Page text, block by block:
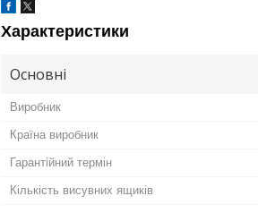
Характеристики
Основні
Виробник
Країна виробник
Гарантійний термін
Кількість висувних ящиків